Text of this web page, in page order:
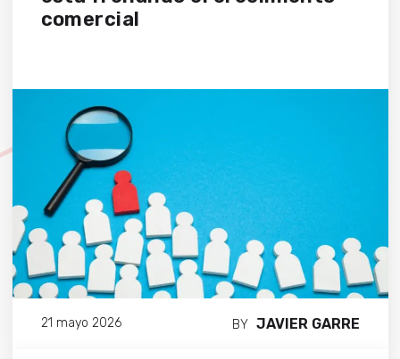
comercial
21 mayo 2026 BY JAVIER GARRE